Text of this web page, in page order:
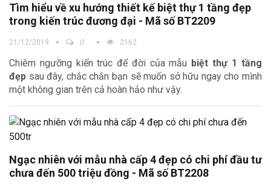
Tìm hiểu về xu hướng thiết kế biệt thự 1 tầng đẹp
trong kiến trúc đương đại - Mã số BT2209
21/12/2019 0 2162
Chiêm ngưỡng kiến trúc để đời của mẫu biệt thự 1 tầng
đẹp sau đây, chắc chắn bạn sẽ muốn sở hữu ngay cho mình
một không gian trên cả hoàn hảo như vậy.
Ngạc nhiên với mẫu nhà cấp 4 đẹp có chi phí đầu tư
chưa đến 500 triệu đồng - Mã số BT2208